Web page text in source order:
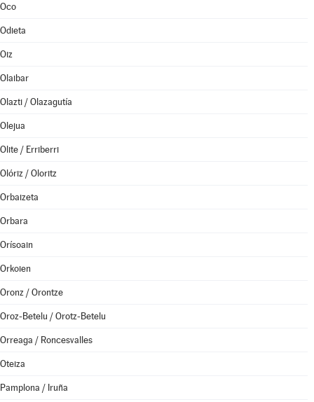
Oco
Odieta
Oiz
Olaibar
Olazti / Olazagutía
Olejua
Olite / Erriberri
Olóriz / Oloritz
Orbaizeta
Orbara
Orísoain
Orkoien
Oronz / Orontze
Oroz-Betelu / Orotz-Betelu
Orreaga / Roncesvalles
Oteiza
Pamplona / Iruña